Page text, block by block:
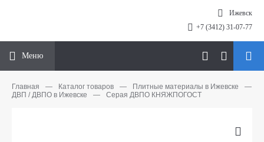
Ижевск
+7 (3412) 31-07-77
Меню
Главная — Каталог товаров — Плитные материалы в Ижевске
—
ДВП / ДВПО в Ижевске
— Серая ДВПО КНЯЖПОГОСТ